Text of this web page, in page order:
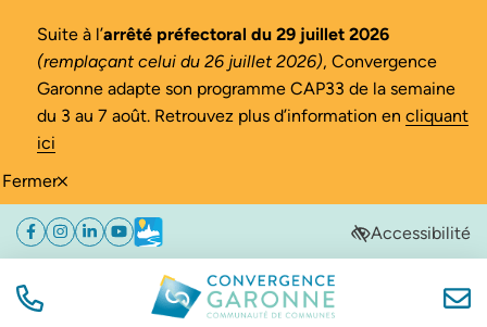
Fermer
Suite à l’arrêté préfectoral du 29 juillet 2026
(remplaçant celui du 26 juillet 2026), Convergence
Garonne adapte son programme CAP33 de la semaine
du 3 au 7 août. Retrouvez plus d’information en cliquant
ici
Aller
navigation
Aller
au
Aller
au
de
Facebook
(ouverture dans un nouvel onglet)
Instagram
(ouverture dans un nouvel onglet)
Linkedin
(ouverture dans un nouvel onglet)
YouTube
(ouverture dans un nouvel onglet)
Météo
(ouverture dans un nouvel onglet)Accessibilité
TÉL. Convergence Garonne